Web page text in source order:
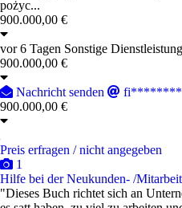
Anastazew, Polska
Global Finance Service
Witamy wszystkich, Jesteśmy
Finance Service) oferującą
jest wykorzystywany do udzielania
długoterminowych pożyczek
wysokości od 5000 do 900 000
potrzebują. Oprocentowanie
pożyc...
900.000,00 €
vor 6 Tagen Sonstige